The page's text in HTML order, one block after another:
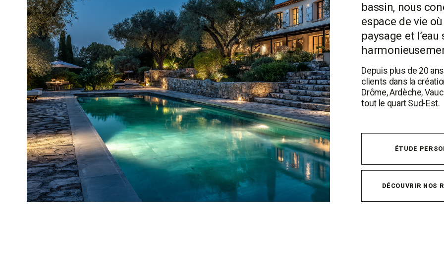
bassin, nous
espace de vie
paysage et
Depuis plus de 20
clients dans la
Drôme, Ardèche,
tout le quart Sud-Est.
ÉTUDE
DÉCOUVRIR NOS